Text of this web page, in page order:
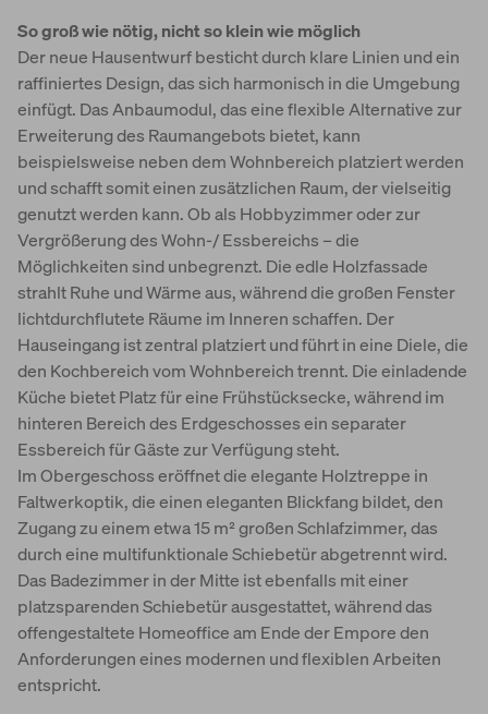
So groß wie nötig, nicht so klein wie möglich
Der neue Hausentwurf besticht durch klare Linien und ein
raffiniertes Design, das sich harmonisch in die Umgebung
einfügt. Das Anbaumodul, das eine flexible Alternative zur
Erweiterung des Raumangebots bietet, kann
beispielsweise neben dem Wohnbereich platziert werden
und schafft somit einen zusätzlichen Raum, der vielseitig
genutzt werden kann. Ob als Hobbyzimmer oder zur
Vergrößerung des Wohn-/ Essbereichs – die
Möglichkeiten sind unbegrenzt. Die edle Holzfassade
strahlt Ruhe und Wärme aus, während die großen Fenster
lichtdurchflutete Räume im Inneren schaffen. Der
Hauseingang ist zentral platziert und führt in eine Diele, die
den Kochbereich vom Wohnbereich trennt. Die einladende
Küche bietet Platz für eine Frühstücksecke, während im
hinteren Bereich des Erdgeschosses ein separater
Essbereich für Gäste zur Verfügung steht.
Im Obergeschoss eröffnet die elegante Holztreppe in
Faltwerkoptik, die einen eleganten Blickfang bildet, den
Zugang zu einem etwa 15 m² großen Schlafzimmer, das
durch eine multifunktionale Schiebetür abgetrennt wird.
Das Badezimmer in der Mitte ist ebenfalls mit einer
platzsparenden Schiebetür ausgestattet, während das
offengestaltete Homeoffice am Ende der Empore den
Anforderungen eines modernen und flexiblen Arbeiten
entspricht.